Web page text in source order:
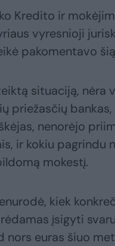
Kredito ir
vyresnioji
pakomentavo
situaciją, nėra
priežasčių
nenorėjo
ir kokiu pagrindu
mokestį.
kiek
įsigyti
nors euras šiuo